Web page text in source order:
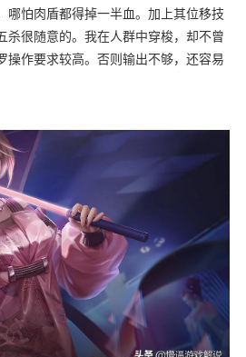
哪怕肉盾都得掉一半血。加上其位移技
杀很随意的。我在人群中穿梭，却不曾
操作要求较高。否则输出不够，还容易